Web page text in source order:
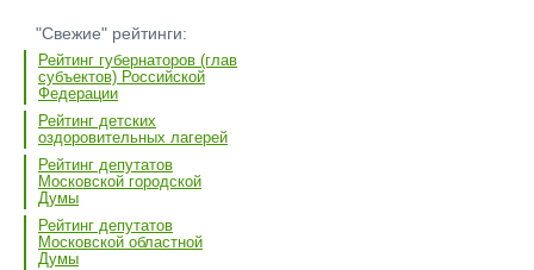
"Свежие" рейтинги:
Рейтинг губернаторов (глав
субъектов) Российской
Федерации
Рейтинг детских
оздоровительных лагерей
Рейтинг депутатов
Московской городской
Думы
Рейтинг депутатов
Московской областной
Думы